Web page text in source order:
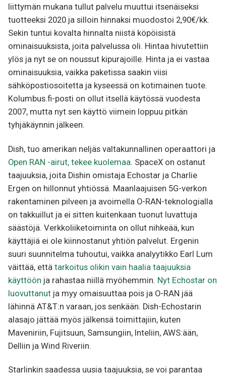
liittymän mukana tullut palvelu muuttui itsenäiseksi
tuotteeksi 2020 ja silloin hinnaksi muodostoi 2,90€/kk.
Sekin tuntui kovalta hinnalta niistä köpöisistä
ominaisuuksista, joita palvelussa oli. Hintaa hivutettiin
ylös ja nyt se on noussut kipurajoille. Hinta ja ei vastaa
ominaisuuksia, vaikka paketissa saakin viisi
sähköpostiosoitetta ja kyseessä on kotimainen tuote.
Kolumbus.fi-posti on ollut itsellä käytössä vuodesta
2007, mutta nyt sen käyttö viimein loppuu pitkän
tyhjäkäynnin jälkeen.
Dish, tuo amerikan neljäs valtakunnallinen operaattori ja
Open RAN -airut, tekee kuolemaa. SpaceX on ostanut
taajuuksia, joita Dishin omistaja Echostar ja Charlie
Ergen on hillonnut yhtiössä. Maanlaajuisen 5G-verkon
rakentaminen pilveen ja avoimella O-RAN-teknologialla
on takkuillut ja ei sitten kuitenkaan tuonut luvattuja
säästöjä. Verkkoliiketoiminta on ollut nihkeää, kun
käyttäjiä ei ole kiinnostanut yhtiön palvelut. Ergenin
suuri suunnitelma tuhoutui, vaikka analyytikko Earl Lum
väittää, että tarkoitus olikin vain haalia taajuuksia
käyttöön ja rahastaa niillä myöhemmin. Nyt Echostar on
luovuttanut ja myy omaisuuttaa pois ja O-RAN jää
lähinnä AT&T:n varaan, jos senkään. Dish-Echostarin
alasajo jättää myös jälkensä toimittajiin, kuten
Maveniriin, Fujitsuun, Samsungiin, Inteliin, AWS:ään,
Delliin ja Wind Riveriin.
Starlinkin saadessa uusia taajuuksia, se voi parantaa